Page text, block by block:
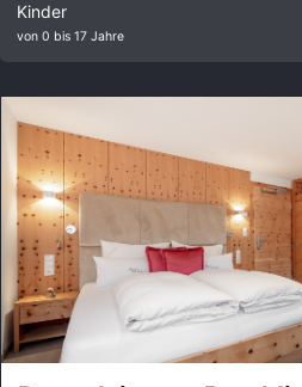
Kinder
von 0 bis 17 Jahre